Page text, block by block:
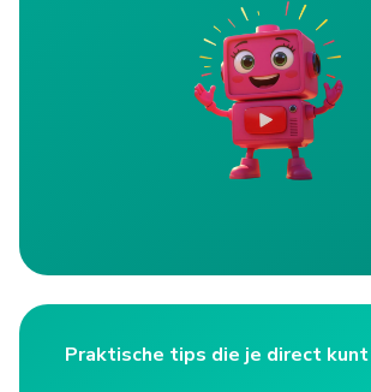
Praktische tips die je direct